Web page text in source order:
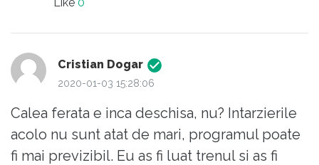
Cristian Dogar
2020-01-03 15:28:06
Calea ferata e inca deschisa, nu? Intarzierile
acolo nu sunt atat de mari, programul poate
fi mai previzibil. Eu as fi luat trenul si as fi